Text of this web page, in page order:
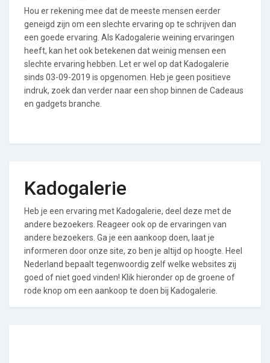
Hou er rekening mee dat de meeste mensen eerder
geneigd zijn om een slechte ervaring op te schrijven dan
een goede ervaring. Als Kadogalerie weining ervaringen
heeft, kan het ook betekenen dat weinig mensen een
slechte ervaring hebben. Let er wel op dat Kadogalerie
sinds 03-09-2019 is opgenomen. Heb je geen positieve
indruk, zoek dan verder naar een shop binnen de Cadeaus
en gadgets branche.
Kadogalerie
Heb je een ervaring met Kadogalerie, deel deze met de
andere bezoekers. Reageer ook op de ervaringen van
andere bezoekers. Ga je een aankoop doen, laat je
informeren door onze site, zo ben je altijd op hoogte. Heel
Nederland bepaalt tegenwoordig zelf welke websites zij
goed of niet goed vinden! Klik hieronder op de groene of
rode knop om een aankoop te doen bij Kadogalerie.